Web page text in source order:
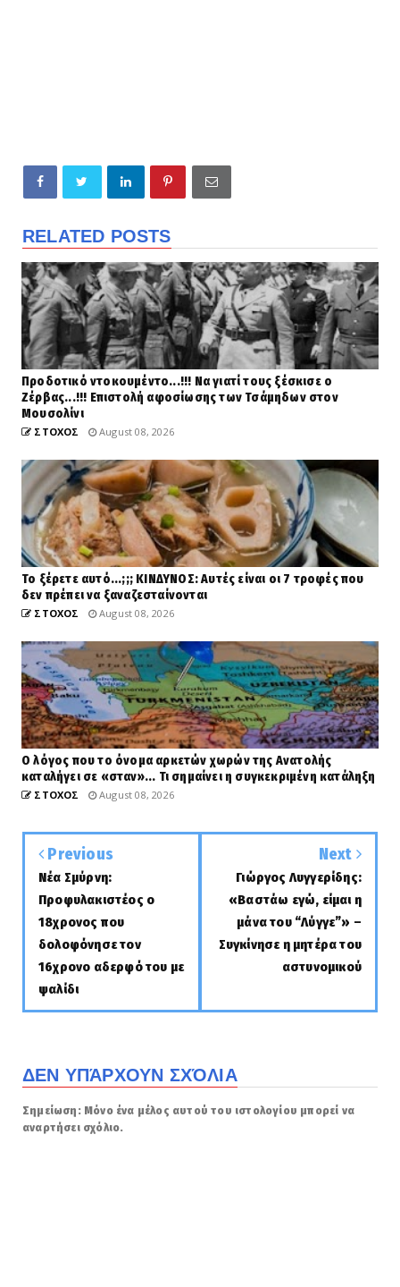
RELATED POSTS
Προδοτικό ντοκουμέντο...!!! Να γιατί τους ξέσκισε ο
Ζέρβας...!!! Επιστολή αφοσίωσης των Τσάμηδων στον
Μουσολίνι
ΣΤΟΧΟΣ August 08, 2026
Το ξέρετε αυτό...;;; ΚΙΝΔΥΝΟΣ: Αυτές είναι οι 7 τροφές που
δεν πρέπει να ξαναζεσταίνονται
ΣΤΟΧΟΣ August 08, 2026
Ο λόγος που το όνομα αρκετών χωρών της Ανατολής
καταλήγει σε «σταν»... Τι σημαίνει η συγκεκριμένη κατάληξη
ΣΤΟΧΟΣ August 08, 2026
Previous
Νέα Σμύρνη:
Προφυλακιστέος ο
18χρονος που
δολοφόνησε τον
16χρονο αδερφό του με
ψαλίδι
Next
Γιώργος Λυγγερίδης:
«Βαστάω εγώ, είμαι η
μάνα του “Λύγγε”» –
Συγκίνησε η μητέρα του
αστυνομικού
ΔΕΝ ΥΠΆΡΧΟΥΝ ΣΧΌΛΙΑ
Σημείωση: Μόνο ένα μέλος αυτού του ιστολογίου μπορεί να
αναρτήσει σχόλιο.